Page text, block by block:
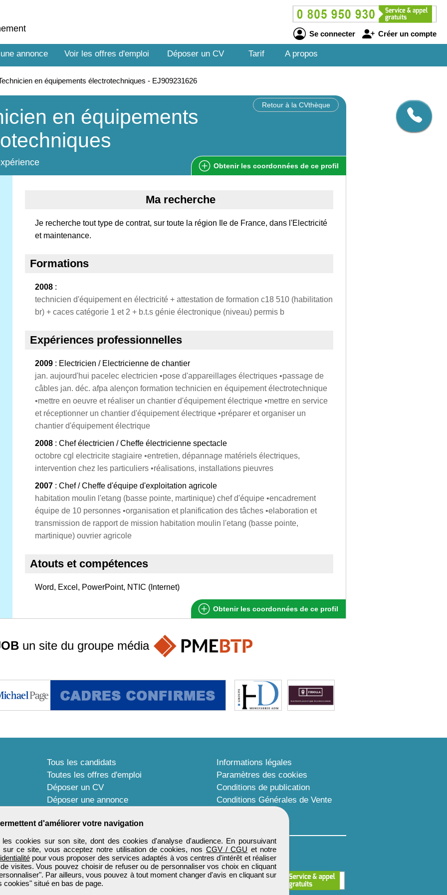
Se connecter Créer un compte
annonce Voir les offres d'emploi Déposer un CV Tarif A propos
en équipements électrotechniques - EJ909231626
Retour à la CVthèque
en équipements
Obtenir les coordonnées de ce profil
Ma recherche
Je recherche tout type de contrat, sur toute la région Ile de France, dans l'Electricité
et maintenance.
Formations
2008 :
technicien d'équipement en électricité + attestation de formation c18 510 (habilitation
br) + caces catégorie 1 et 2 + b.t.s génie électronique (niveau) permis b
Expériences professionnelles
2009 : Electricien / Electricienne de chantier
jan. aujourd'hui pacelec electricien •pose d'appareillages électriques •passage de
câbles jan. déc. afpa alençon formation technicien en équipement électrotechnique
•mettre en oeuvre et réaliser un chantier d'équipement électrique •mettre en service
et réceptionner un chantier d'équipement électrique •préparer et organiser un
chantier d'équipement électrique
2008 : Chef électricien / Cheffe électricienne spectacle
octobre cgl electricite stagiaire •entretien, dépannage matériels électriques,
intervention chez les particuliers •réalisations, installations pieuvres
2007 : Chef / Cheffe d'équipe d'exploitation agricole
habitation moulin l'etang (basse pointe, martinique) chef d'équipe •encadrement
équipe de 10 personnes •organisation et planification des tâches •elaboration et
transmission de rapport de mission habitation moulin l'etang (basse pointe,
martinique) ouvrier agricole
Atouts et compétences
Word, Excel, PowerPoint, NTIC (Internet)
Obtenir les coordonnées de ce profil
d'améliorer votre navigation
cookies sur son site, dont des cookies d'analyse d'audience. En poursuivant
sur ce site, vous acceptez notre utilisation de cookies, nos CGV / CGU et notre
pour vous proposer des services adaptés à vos centres d'intérêt et réaliser
visites. Vous pouvez choisir de refuser ou de personnaliser vos choix en cliquant
Par ailleurs, vous pouvez à tout moment changer d'avis en cliquant sur
cookies" situé en bas de page.
un site du groupe média
Tous les candidats
Toutes les offres d'emploi
Déposer un CV
Déposer une annonce
Informations légales
Paramètres des cookies
Conditions de publication
Conditions Générales de Vente